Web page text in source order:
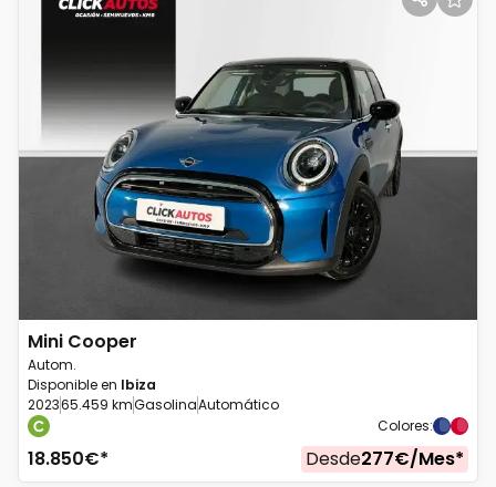
Mini Cooper
Autom.
Disponible en Ibiza
202365.459 kmGasolinaAutomático
Colores:
18.850€* Desde277€/Mes*